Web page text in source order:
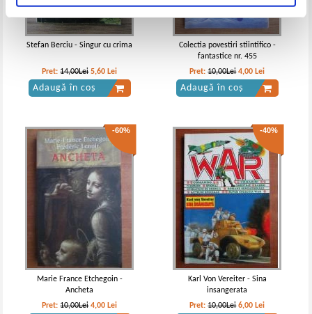
Stefan Berciu - Singur cu crima
Pret:14,00Lei 5,60 Lei
Adaugă în coș
Colectia povestiri stiintifico -
fantastice nr. 455
Pret:10,00Lei 4,00 Lei
Adaugă în coș
-60%
Marie France Etchegoin -
Ancheta
Pret:10,00Lei 4,00 Lei
-40%
Karl Von Vereiter - Sina
insangerata
Pret:10,00Lei 6,00 Lei